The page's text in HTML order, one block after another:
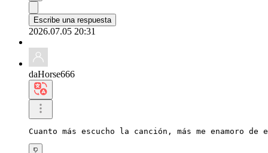
Escribe una respuesta
2026.07.05 20:31
daHorse666
Cuanto más escucho la canción, más me enamoro